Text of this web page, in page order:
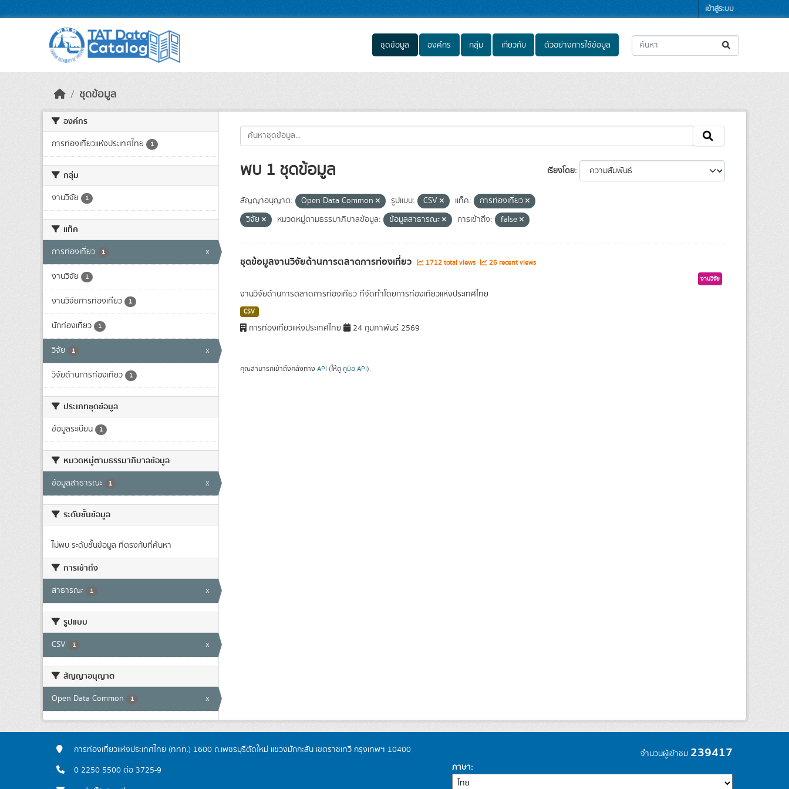
เข้าสู่ระบบ
ชุดข้อมูล องค์กร กลุ่ม เกี่ยวกับ ตัวอย่างการใช้ข้อมูล
ชุดข้อมูล
องค์กร
การท่องเที่ยวแห่งประเทศไทย 1
กลุ่ม
งานวิจัย 1
แท็ค
การท่องเที่ยว 1 x
งานวิจัย 1
งานวิจัยการท่องเที่ยว 1
นักท่องเที่ยว 1
วิจัย 1 x
วิจัยด้านการท่องเที่ยว 1
ประเภทชุดข้อมูล
ข้อมูลระเบียน 1
หมวดหมู่ตามธรรมาภิบาลข้อมูล
ข้อมูลสาธารณะ 1 x
ระดับชั้นข้อมูล
ไม่พบ ระดับชั้นข้อมูล ที่ตรงกับที่ค้นหา
การเข้าถึง
สาธารณะ 1 x
รูปแบบ
CSV 1 x
สัญญาอนุญาต
Open Data Common 1 x
เรียงโดย
พบ 1 ชุดข้อมูล
สัญญาอนุญาต: Open Data Common รูปแบบ: CSV แท็ค:
การท่องเที่ยว
วิจัย
หมวดหมู่ตามธรรมาภิบาลข้อมูล: ข้อมูลสาธารณะ การเข้าถึง: false
ชุดข้อมูลงานวิจัยด้านการตลาดการท่องเที่ยว 1712 total views 26 recent views
งานวิจัย
งานวิจัยด้านการตลาดการท่องเที่ยว ที่จัดทำโดยการท่องเที่ยวแห่งประเทศไทย
CSV
การท่องเที่ยวแห่งประเทศไทย 24 กุมภาพันธ์ 2569
คุณสามารถเข้าถึงคลังทาง API (ให้ดู คู่มือ API).
การท่องเที่ยวแห่งประเทศไทย (ททท.) 1600 ถ.เพชรบุรีตัดใหม่ แขวงมักกะสัน เขตราชเทวี กรุงเทพฯ 10400
0 2250 5500 ต่อ 3725-9
จำนวนผู้เข้าชม 239417
ภาษา